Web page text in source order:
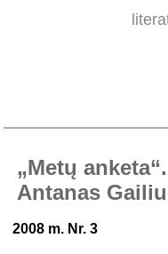
„Metų
Antanas
2008 m. Nr. 3